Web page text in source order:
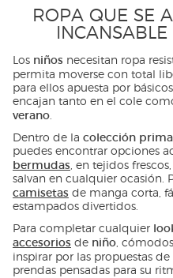
ROPA QUE SE
Los niños necesitan ropa
permita moverse con total
para ellos apuesta por
encajan tanto en el cole
verano.
Dentro de la colección
puedes encontrar opciones
bermudas, en tejidos
salvan en cualquier ocasión.
camisetas de manga corta,
estampados divertidos.
Para completar cualquier
accesorios de niño ,
inspirar por las propuestas de
prendas pensadas para su